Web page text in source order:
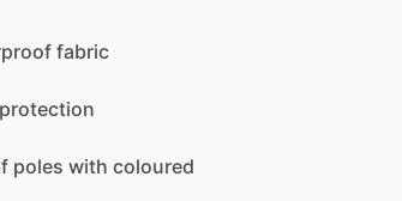
fabric
protection
poles with coloured